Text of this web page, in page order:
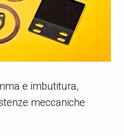
e imbutitura,
meccaniche